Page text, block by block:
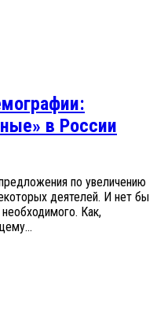
в России
по увеличению
деятелей. И нет бы
Как,